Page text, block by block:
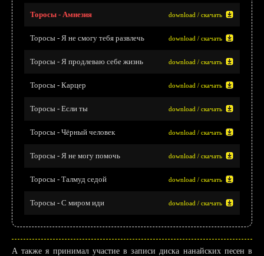
Торосы - Амнезия download / скачать
Торосы - Я не смогу тебя развлечь download / скачать
Торосы - Я продлеваю себе жизнь download / скачать
Торосы - Карцер download / скачать
Торосы - Если ты download / скачать
Торосы - Чёрный человек download / скачать
Торосы - Я не могу помочь download / скачать
Торосы - Талмуд седой download / скачать
Торосы - С миром иди download / скачать
А также я принимал участие в записи диска нанайских песен в